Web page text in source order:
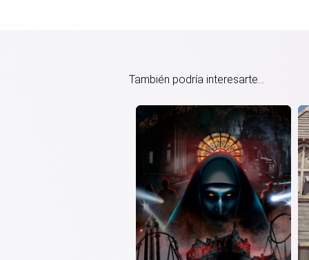
También podría interesarte...